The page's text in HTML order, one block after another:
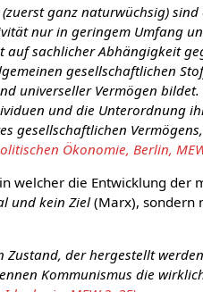
ganz naturwüchsig)
nur in geringem Umfang
sachlicher Abhängigkeit
gesellschaftlichen
universeller Vermögen
und die Unterordnung
gesellschaftlichen
Ökonomie, Berlin,
welcher die Entwicklung der
und kein Ziel (Marx), sondern
Zustand, der hergestellt
Kommunismus die